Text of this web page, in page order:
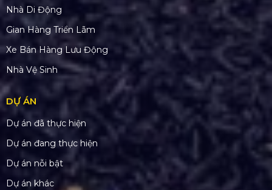
Nhà Di Động
Gian Hàng Triển Lãm
Xe Bán Hàng Lưu Động
Nhà Vệ Sinh
DỰ ÁN
Dự án đã thực hiện
Dự án đang thực hiện
Dự án nỗi bật
Dự án khác